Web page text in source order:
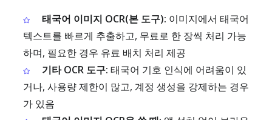
태국어 이미지 OCR(본 도구): 이미지에서 태국어
텍스트를 빠르게 추출하고, 무료로 한 장씩 처리 가능
하며, 필요한 경우 유료 배치 처리 제공
기타 OCR 도구: 태국어 기호 인식에 어려움이 있
거나, 사용량 제한이 많고, 계정 생성을 강제하는 경우
가 있음